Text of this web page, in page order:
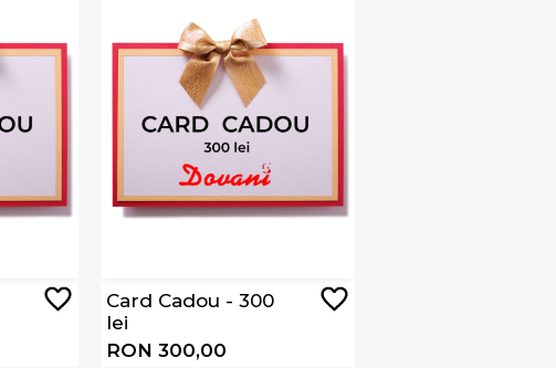
Card Cadou - 300
lei
RON 300,00